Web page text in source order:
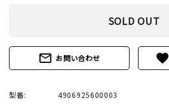
SOLD OUT
mail_outline お問い合わせ favorite
型番: 4906925600003